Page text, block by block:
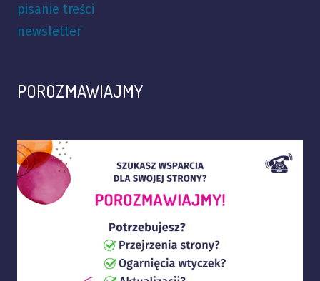
pisanie treści
newsletter
POROZMAWIAJMY